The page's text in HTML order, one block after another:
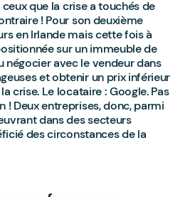
que la crise a touchés de
! Pour son deuxième
en Irlande mais cette fois à
sur un immeuble de
négocier avec le vendeur dans
et obtenir un prix inférieur
crise. Le locataire : Google. Pas
! Deux entreprises, donc, parmi
dans des secteurs
des circonstances de la